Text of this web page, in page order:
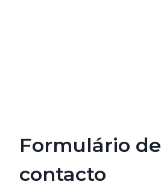
Formulário de
contacto